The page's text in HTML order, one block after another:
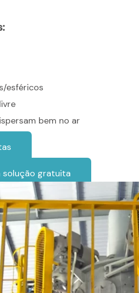
esféricos
bem no ar
solução gratuita